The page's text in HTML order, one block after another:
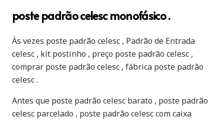
poste padrão celesc monofásico .
Às vezes poste padrão celesc , Padrão de Entrada
celesc , kit postinho , preço poste padrão celesc ,
comprar poste padrão celesc , fábrica poste padrão
celesc .
Antes que poste padrão celesc barato , poste padrão
celesc parcelado , poste padrão celesc com caixa